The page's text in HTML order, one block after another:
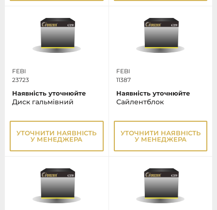
FEBI
23723
Наявність уточнюйте
Диск гальмівний
УТОЧНИТИ НАЯВНІСТЬ
У МЕНЕДЖЕРА
FEBI
11387
Наявність уточнюйте
Сайлентблок
УТОЧНИТИ НАЯВНІСТЬ
У МЕНЕДЖЕРА